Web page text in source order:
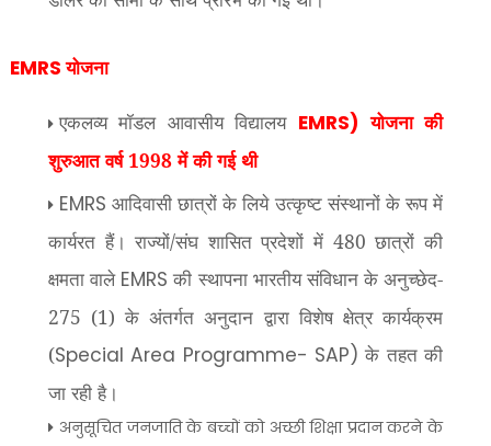
EMRSयोजना
एकलव्य मॉडल आवासीय विद्यालय EMRS)योजना की
शुरुआत वर्ष 1998 में की गई थी
EMRSआदिवासी छात्रों के लिये उत्‍कृष्‍ट संस्‍थानों के रूप में
कार्यरत हैं। राज्यों/संघ शासित प्रदेशों में 480 छात्रों की
क्षमता वाले EMRSकी स्थापना भारतीय संविधान के अनुच्छेद-
275 (1) के अंतर्गत अनुदान द्वारा विशेष क्षेत्र कार्यक्रम
(Special Area Programme- SAP)के तहत की
जा रही है।
अनुसूचित जनजाति के बच्‍चों को अच्‍छी शिक्षा प्रदान करने के